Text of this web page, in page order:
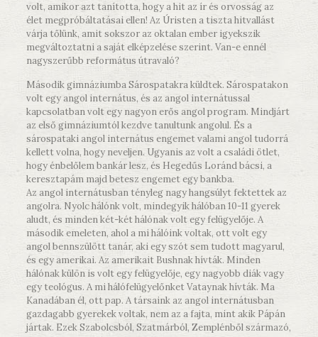
volt, amikor azt tanította, hogy a hit az ír és orvosság az
élet megpróbáltatásai ellen! Az Úristen a tiszta hitvallást
várja tőlünk, amit sokszor az oktalan ember igyekszik
megváltoztatni a saját elképzelése szerint. Van-e ennél
nagyszerűbb református útravaló?
Második gimnáziumba Sárospatakra küldtek. Sárospatakon
volt egy angol internátus, és az angol internátussal
kapcsolatban volt egy nagyon erős angol program. Mindjárt
az első gimnáziumtól kezdve tanultunk angolul. És a
sárospataki angol internátus engemet valami angol tudorrá
kellett volna, hogy neveljen. Ugyanis az volt a családi ötlet,
hogy énbelőlem bankár lesz, és Hegedűs Loránd bácsi, a
keresztapám majd betesz engemet egy bankba.
Az angol internátusban tényleg nagy hangsúlyt fektettek az
angolra. Nyolc hálónk volt, mindegyik hálóban 10-11 gyerek
aludt, és minden két-két hálónak volt egy felügyelője. A
második emeleten, ahol a mi hálóink voltak, ott volt egy
angol bennszülött tanár, aki egy szót sem tudott magyarul,
és egy amerikai. Az amerikait Bushnak hívták. Minden
hálónak külön is volt egy felügyelője, egy nagyobb diák vagy
egy teológus. A mi hálófelügyelőnket Vataynak hívták. Ma
Kanadában él, ott pap. A társaink az angol internátusban
gazdagabb gyerekek voltak, nem az a fajta, mint akik Pápán
jártak. Ezek Szabolcsból, Szatmárból, Zemplénből származó,